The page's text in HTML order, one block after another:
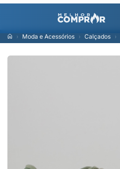
Moda e Acessórios Calçados